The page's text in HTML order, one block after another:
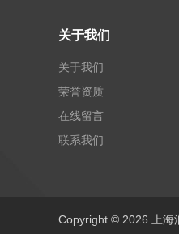
关于我们
关于我们
荣誉资质
在线留言
联系我们
Copyright © 2026 上海